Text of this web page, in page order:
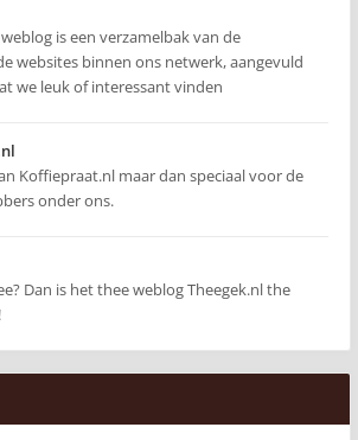
is een verzamelbak van de
websites binnen ons netwerk, aangevuld
we leuk of interessant vinden
Koffiepraat.nl maar dan speciaal voor de
onder ons.
Dan is het thee weblog Theegek.nl the